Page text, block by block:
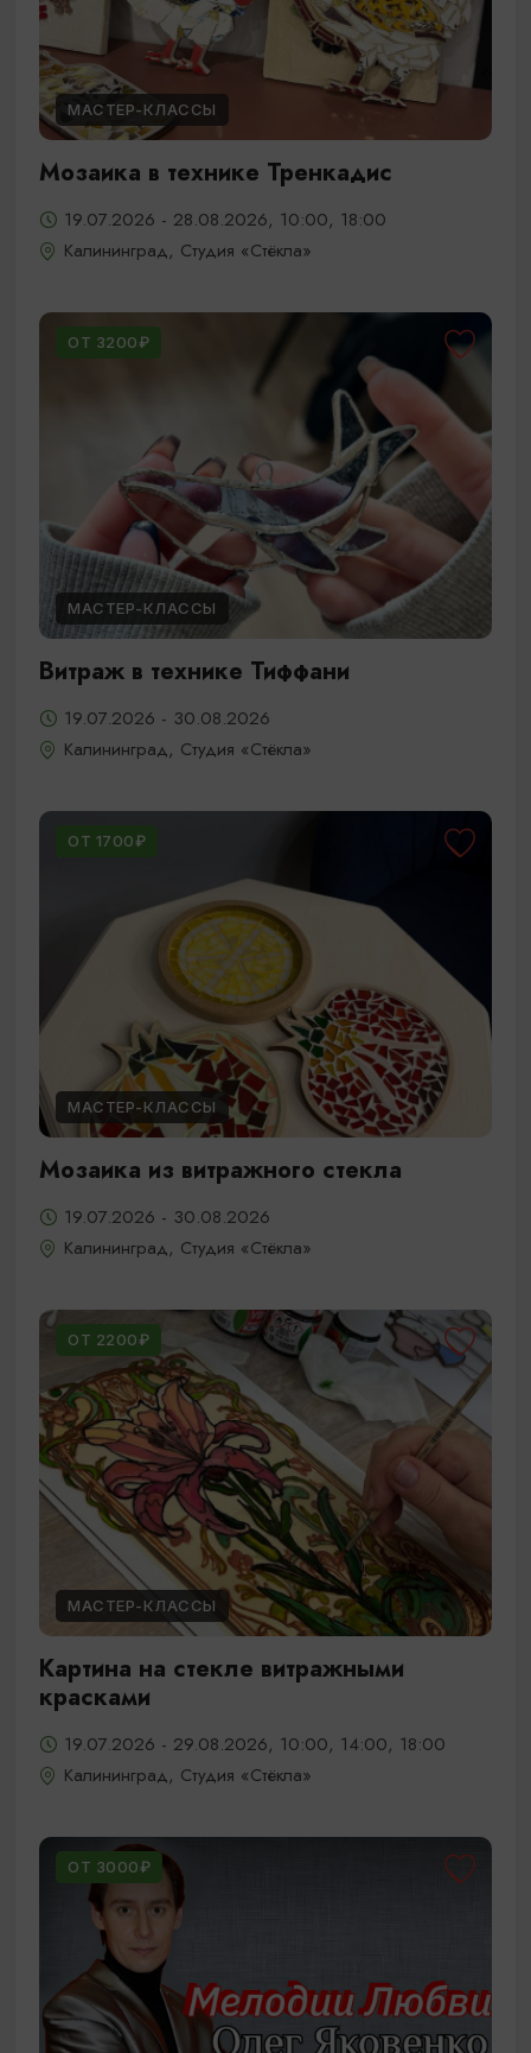
МАСТЕР-КЛАССЫ
Мозаика в технике Тренкадис
19.07.2026 - 28.08.2026, 10:00, 18:00
Калининград, Студия «Стёкла»
ОТ 3200₽
МАСТЕР-КЛАССЫ
Витраж в технике Тиффани
19.07.2026 - 30.08.2026
Калининград, Студия «Стёкла»
ОТ 1700₽
МАСТЕР-КЛАССЫ
Мозаика из витражного стекла
19.07.2026 - 30.08.2026
Калининград, Студия «Стёкла»
ОТ 2200₽
МАСТЕР-КЛАССЫ
Картина на стекле витражными
красками
19.07.2026 - 29.08.2026, 10:00, 14:00, 18:00
Калининград, Студия «Стёкла»
ОТ 3000₽